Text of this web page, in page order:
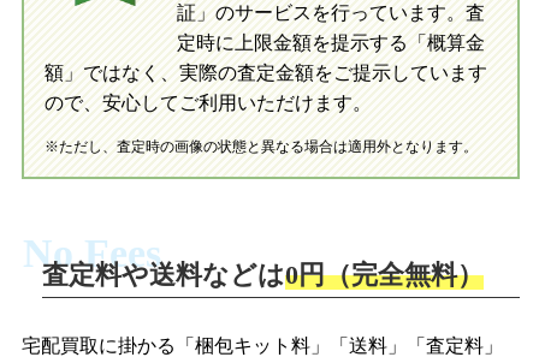
買取の流れ 写真の撮影方法
初めての方へ LINE査定の流れ 写真の撮影方法
証」のサービスを行っています。査
定時に上限金額を提示する「概算金
額」ではなく、実際の査定金額をご提示しています
ので、安心してご利用いただけます。
※ただし、査定時の画像の状態と異なる場合は適用外となります。
No Fees
査定料や送料などは0円（完全無料）
宅配買取に掛かる「梱包キット料」「送料」「査定料」